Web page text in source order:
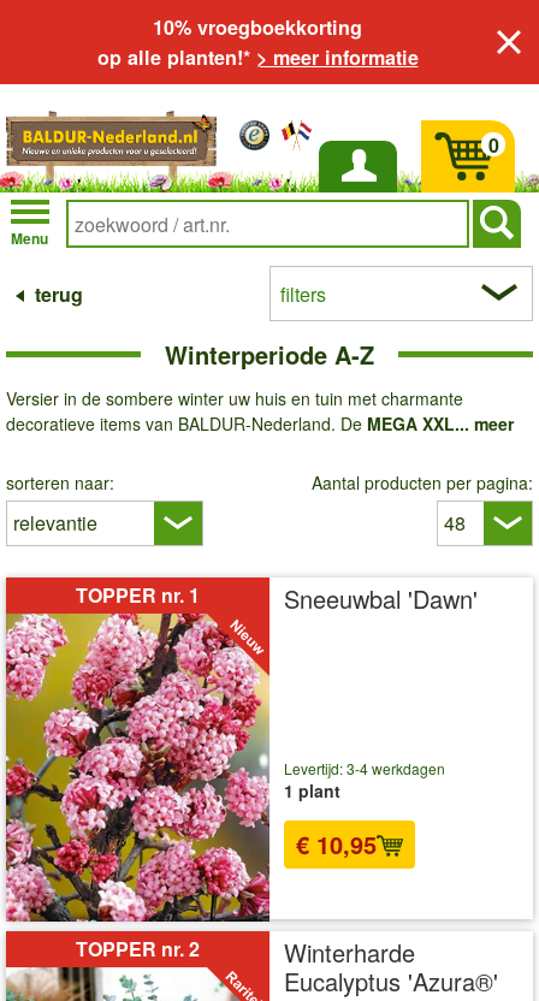
10% vroegboekkorting
op alle planten!* > meer informatie
Inloggen
Menu
0
terug filters
Winterperiode A-Z
Versier in de sombere winter uw huis en tuin met charmante
decoratieve items van BALDUR-Nederland. De MEGA XXL... meer
sorteren naar: Aantal producten per pagina:
TOPPER nr. 1 Sneeuwbal 'Dawn'
Levertijd: 3-4 werkdagen
1 plant
€ 10,95
TOPPER nr. 2
Winterharde
Eucalyptus 'Azura®'